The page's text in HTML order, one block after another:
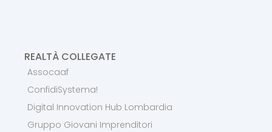
REALTÀ COLLEGATE
Assocaaf
ConfidiSystema!
Digital Innovation Hub Lombardia
Gruppo Giovani Imprenditori